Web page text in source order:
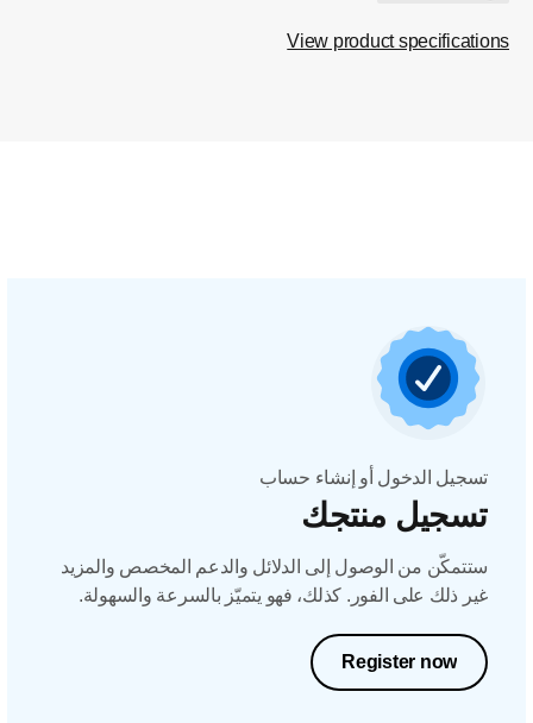
View product specifications
تسجيل الدخول أو إنشاء حساب
تسجيل منتجك
ستتمكّن من الوصول إلى الدلائل والدعم المخصص والمزيد
غير ذلك على الفور. كذلك، فهو يتميّز بالسرعة والسهولة.
Register now